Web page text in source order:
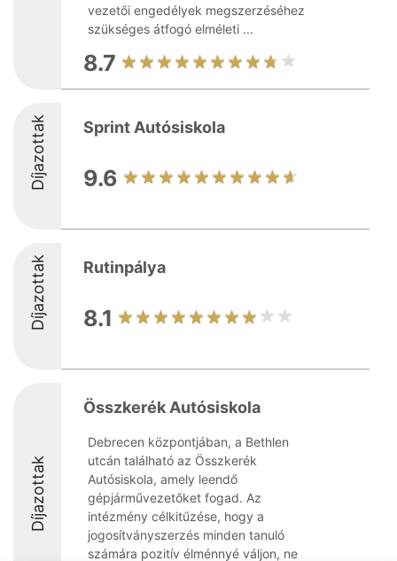
vezetői engedélyek megszerzéséhez
szükséges átfogó elméleti ...
8.7
Díjazottak Sprint Autósiskola
9.6
Díjazottak Rutinpálya
8.1
Díjazottak
Összkerék Autósiskola
Debrecen központjában, a Bethlen
utcán található az Összkerék
Autósiskola, amely leendő
gépjárművezetőket fogad. Az
intézmény célkitűzése, hogy a
jogosítványszerzés minden tanuló
számára pozitív élménnyé váljon, ne